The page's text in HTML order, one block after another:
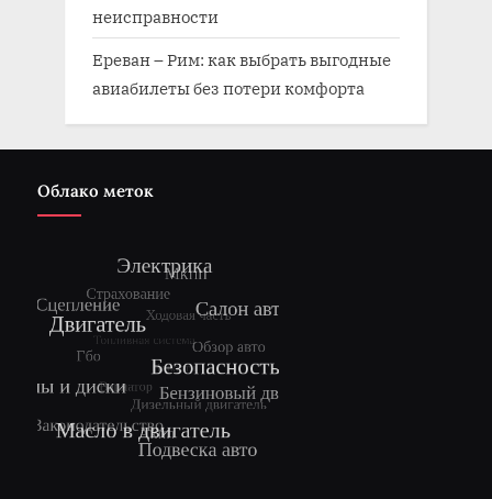
неисправности
Ереван – Рим: как выбрать выгодные
авиабилеты без потери комфорта
Облако меток